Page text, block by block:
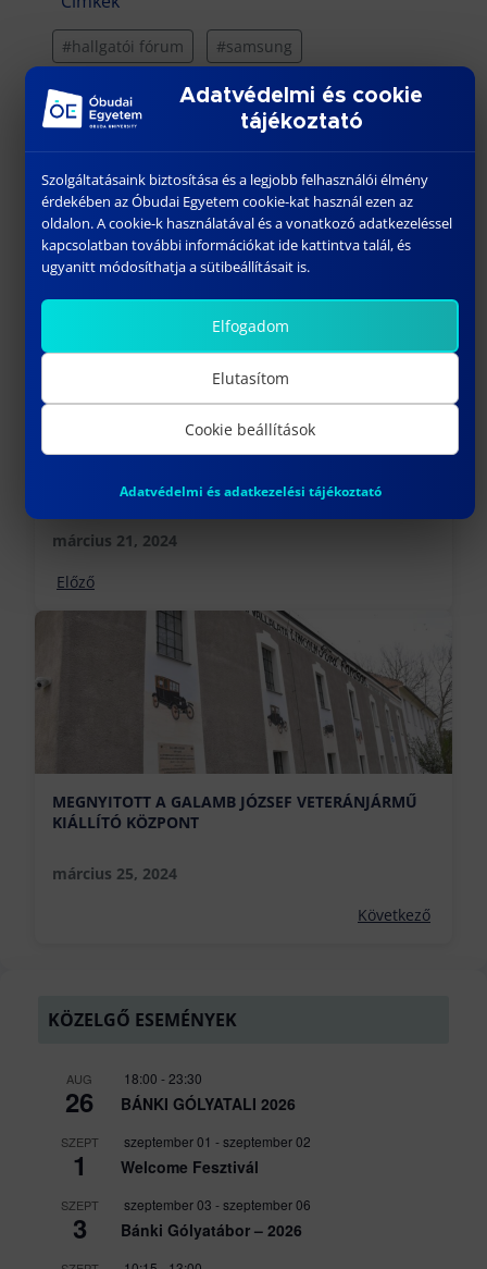
#hallgatói fórum #samsung
További híreink
TALÁLKOZZ VELÜNK AZ AMTS-EN!
március 21, 2024
Előző
MEGNYITOTT A GALAMB JÓZSEF VETERÁNJÁRMŰ
KIÁLLÍTÓ KÖZPONT
március 25, 2024
Következő
KÖZELGŐ ESEMÉNYEK
AUG
26
18:00 -23:30
BÁNKI GÓLYATALI 2026
SZEPT
1
szeptember 01 -szeptember 02
Welcome Fesztivál
SZEPT
3
szeptember 03 -szeptember 06
Bánki Gólyatábor – 2026
Adatvédelmi és cookie
tájékoztató
Szolgáltatásaink biztosítása és a legjobb felhasználói élmény
érdekében az Óbudai Egyetem cookie-kat használ ezen az
oldalon. A cookie-k használatával és a vonatkozó adatkezeléssel
kapcsolatban további információkat ide kattintva talál, és
ugyanitt módosíthatja a sütibeállításait is.
Elfogadom
Elutasítom
Cookie beállítások
Adatvédelmi és adatkezelési tájékoztató